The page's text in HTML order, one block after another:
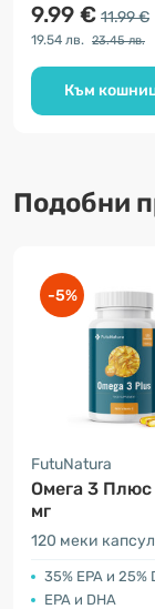
9.99 € 11.99 €
19.54 лв. 23.45 лв.
Към
Подобни
-5%
FutuNatura
Омега 3 Плюс
мг
120 меки
35% EPA и 25%
EPA и DHA